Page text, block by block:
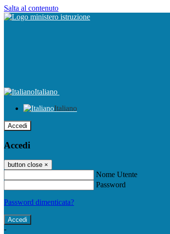
Salta al contenuto
Italiano
Italiano
Accedi
Accedi
button close ×
Nome Utente
Password
Password dimenticata?
-